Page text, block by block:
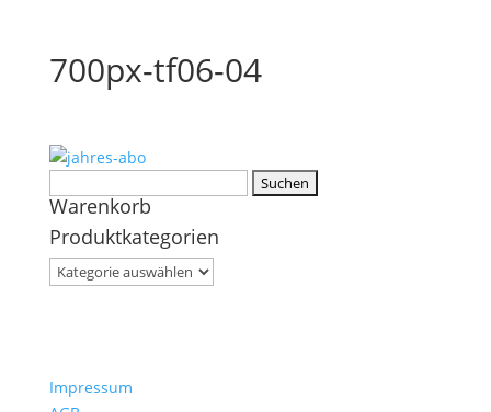
700px-tf06-04
nach:
Warenkorb
Produktkategorien
Impressum